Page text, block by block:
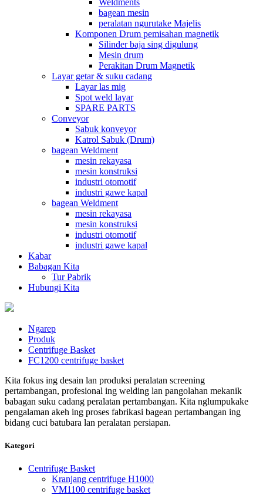
Weldments
bagean mesin
peralatan ngurutake Majelis
Komponen Drum pemisahan magnetik
Silinder baja sing digulung
Mesin drum
Perakitan Drum Magnetik
Layar getar & suku cadang
Layar las mig
Spot weld layar
SPARE PARTS
Conveyor
Sabuk konveyor
Katrol Sabuk (Drum)
bagean Weldment
mesin rekayasa
mesin konstruksi
industri otomotif
industri gawe kapal
bagean Weldment
mesin rekayasa
mesin konstruksi
industri otomotif
industri gawe kapal
Kabar
Babagan Kita
Tur Pabrik
Hubungi Kita
Ngarep
Produk
Centrifuge Basket
FC1200 centrifuge basket
Kita fokus ing desain lan produksi peralatan screening
pertambangan, profesional ing welding lan pangolahan mekanik
babagan suku cadang peralatan pertambangan. Kita nglumpukake
pengalaman akeh ing proses fabrikasi bagean pertambangan ing
bidang cuci batubara lan peralatan persiapan.
Kategori
Centrifuge Basket
Kranjang centrifuge H1000
VM1100 centrifuge basket